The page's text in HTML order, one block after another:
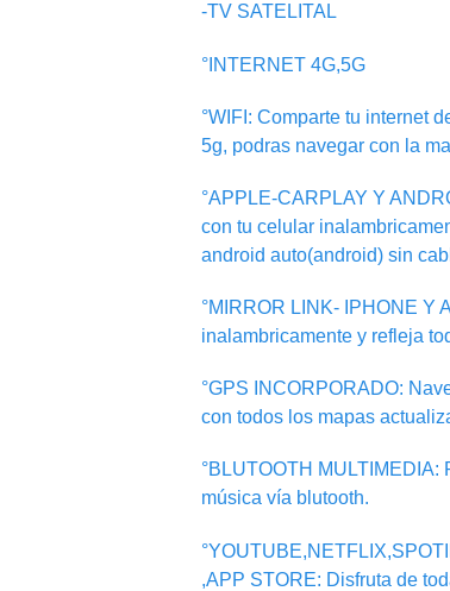
-TV SATELITAL
°INTERNET 4G,5G
°WIFI: Comparte tu internet
5g, podras navegar con la
°APPLE-CARPLAY Y
con tu celular
android auto(android) sin
°MIRROR LINK- IPHONE Y
inalambricamente y refleja
°GPS INCORPORADO:
con todos los mapas
°BLUTOOTH
música vía blutooth.
,APP STORE: Disfruta de